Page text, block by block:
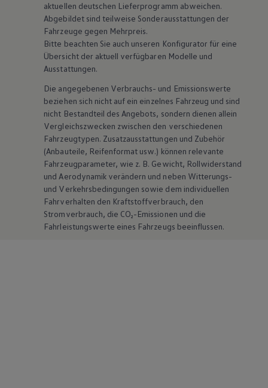
aktuellen deutschen Lieferprogramm abweichen.
Abgebildet sind teilweise Sonderausstattungen der
Fahrzeuge gegen Mehrpreis.
Bitte beachten Sie auch unseren Konfigurator für eine
Übersicht der aktuell verfügbaren Modelle und
Ausstattungen.
Die angegebenen Verbrauchs- und Emissionswerte
beziehen sich nicht auf ein einzelnes Fahrzeug und sind
nicht Bestandteil des Angebots, sondern dienen allein
Vergleichszwecken zwischen den verschiedenen
Fahrzeugtypen. Zusatzausstattungen und Zubehör
(Anbauteile, Reifenformat usw.) können relevante
Fahrzeugparameter, wie z. B. Gewicht, Rollwiderstand
und Aerodynamik verändern und neben Witterungs-
und Verkehrsbedingungen sowie dem individuellen
Fahrverhalten den Kraftstoffverbrauch, den
Stromverbrauch, die CO₂-Emissionen und die
Fahrleistungswerte eines Fahrzeugs beeinflussen.